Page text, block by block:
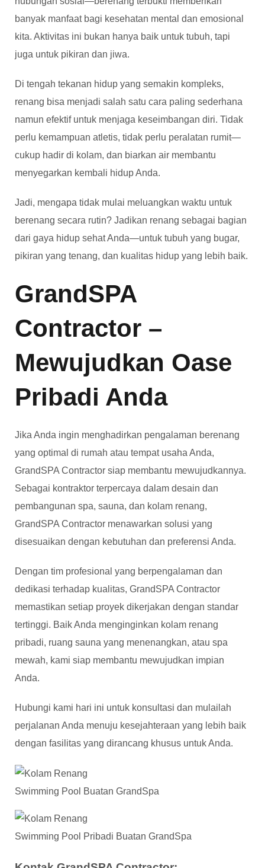
banyak manfaat bagi kesehatan mental dan emosional
kita. Aktivitas ini bukan hanya baik untuk tubuh, tapi
juga untuk pikiran dan jiwa.
Di tengah tekanan hidup yang semakin kompleks,
renang bisa menjadi salah satu cara paling sederhana
namun efektif untuk menjaga keseimbangan diri. Tidak
perlu kemampuan atletis, tidak perlu peralatan rumit—
cukup hadir di kolam, dan biarkan air membantu
menyegarkan kembali hidup Anda.
Jadi, mengapa tidak mulai meluangkan waktu untuk
berenang secara rutin? Jadikan renang sebagai bagian
dari gaya hidup sehat Anda—untuk tubuh yang bugar,
pikiran yang tenang, dan kualitas hidup yang lebih baik.
GrandSPA
Contractor –
Mewujudkan Oase
Pribadi Anda
Jika Anda ingin menghadirkan pengalaman berenang
yang optimal di rumah atau tempat usaha Anda,
GrandSPA Contractor siap membantu mewujudkannya.
Sebagai kontraktor terpercaya dalam desain dan
pembangunan spa, sauna, dan kolam renang,
GrandSPA Contractor menawarkan solusi yang
disesuaikan dengan kebutuhan dan preferensi Anda.
Dengan tim profesional yang berpengalaman dan
dedikasi terhadap kualitas, GrandSPA Contractor
memastikan setiap proyek dikerjakan dengan standar
tertinggi. Baik Anda menginginkan kolam renang
pribadi, ruang sauna yang menenangkan, atau spa
mewah, kami siap membantu mewujudkan impian
Anda.
Hubungi kami hari ini untuk konsultasi dan mulailah
perjalanan Anda menuju kesejahteraan yang lebih baik
dengan fasilitas yang dirancang khusus untuk Anda.
Swimming Pool Buatan GrandSpa
Swimming Pool Pribadi Buatan GrandSpa